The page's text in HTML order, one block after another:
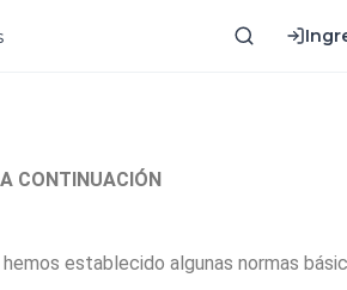
CONTINUACIÓN
establecido algunas normas